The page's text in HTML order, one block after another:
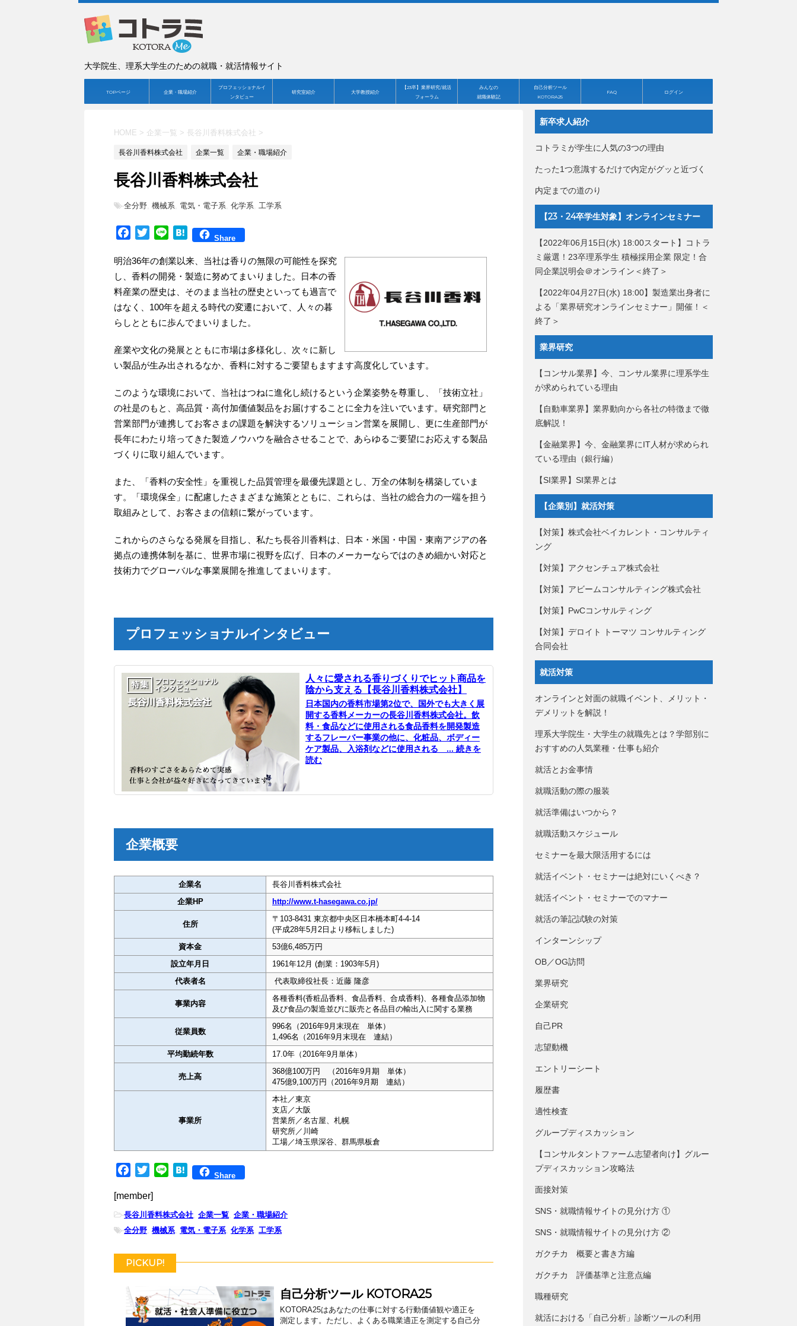
大学院生、理系大学生のための就職・就活情報サイト
TOPページ 企業・職場紹介
プロフェッショナルイ
ンタビュー
研究室紹介 大学教授紹介
【23卒】業界研究/就活
フォーラム
みんなの
就職体験記
自己分析ツール
KOTORA25
FAQ ログイン
HOME > 企業一覧 > 長谷川香料株式会社 >
長谷川香料株式会社 企業一覧 企業・職場紹介
長谷川香料株式会社
-全分野, 機械系, 電気・電子系, 化学系, 工学系
c
e
b
o
o
i
t
t
e
r
n
e
H
t
e
n
a
Share
明治36年の創業以来、当社は香りの無限の可能性を探究
し、香料の開発・製造に努めてまいりました。日本の香
料産業の歴史は、そのまま当社の歴史といっても過言で
はなく、100年を超える時代の変遷において、人々の暮
らしとともに歩んでまいりました。
産業や文化の発展とともに市場は多様化し、次々に新し
い製品が生み出されるなか、香料に対するご要望もますます高度化しています。
このような環境において、当社はつねに進化し続けるという企業姿勢を尊重し、「技術立社」
の社是のもと、高品質・高付加価値製品をお届けすることに全力を注いでいます。研究部門と
営業部門が連携してお客さまの課題を解決するソリューション営業を展開し、更に生産部門が
長年にわたり培ってきた製造ノウハウを融合させることで、あらゆるご要望にお応えする製品
づくりに取り組んでいます。
また、「香料の安全性」を重視した品質管理を最優先課題とし、万全の体制を構築していま
す。「環境保全」に配慮したさまざまな施策とともに、これらは、当社の総合力の一端を担う
取組みとして、お客さまの信頼に繋がっています。
これからのさらなる発展を目指し、私たち長谷川香料は、日本・米国・中国・東南アジアの各
拠点の連携体制を基に、世界市場に視野を広げ、日本のメーカーならではのきめ細かい対応と
技術力でグローバルな事業展開を推進してまいります。
プロフェッショナルインタビュー
人々に愛される香りづくりでヒット商品を
陰から支える【長谷川香料株式会社】
日本国内の香料市場第2位で、国外でも大きく展
開する香料メーカーの長谷川香料株式会社。飲
料・食品などに使用される食品香料を開発製造
するフレーバー事業の他に、化粧品、ボディー
ケア製品、入浴剤などに使用される ... 続きを
読む
企業概要
企業名
長谷川香料株式会社
企業HP
http://www.t-hasegawa.co.jp/
住所
〒103-8431 東京都中央区日本橋本町4-4-14
(平成28年5月2日より移転しました)
資本金
53億6,485万円
設立年月日
1961年12月 (創業：1903年5月)
代表者名
代表取締役社長：近藤 隆彦
事業内容
各種香料(香粧品香料、食品香料、合成香料)、各種食品添加物
及び食品の製造並びに販売と各品目の輸出入に関する業務
従業員数
996名（2016年9月末現在 単体）
1,496名（2016年9月末現在 連結）
平均勤続年数
17.0年（2016年9月単体）
売上高
368億100万円 （2016年9月期 単体）
475億9,100万円（2016年9月期 連結）
事業所
本社／東京
支店／大阪
営業所／名古屋、札幌
研究所／川崎
工場／埼玉県深谷、群馬県板倉
c
e
b
o
k
i
t
t
r
e
H
e
n
Share
[member]
-長谷川香料株式会社, 企業一覧, 企業・職場紹介
-全分野, 機械系, 電気・電子系, 化学系, 工学系
PICKUP!
自己分析ツール KOTORA25
KOTORA25はあなたの仕事に対する行動価値観や適正を
測定します。ただし、よくある職業適正を測定する自己分
新卒求人紹介
コトラミが学生に人気の3つの理由
たった1つ意識するだけで内定がグッと近づく
内定までの道のり
【23・24卒学生対象】オンラインセミナー
【2022年06月15日(水) 18:00スタート】コトラ
ミ厳選！23卒理系学生 積極採用企業 限定！合
同企業説明会＠オンライン＜終了＞
【2022年04月27日(水) 18:00】製造業出身者に
よる「業界研究オンラインセミナー」開催！＜
終了＞
業界研究
【コンサル業界】今、コンサル業界に理系学生
が求められている理由
【自動車業界】業界動向から各社の特徴まで徹
底解説！
【金融業界】今、金融業界にIT人材が求められ
ている理由（銀行編）
【SI業界】SI業界とは
【企業別】就活対策
【対策】株式会社ベイカレント・コンサルティ
ング
【対策】アクセンチュア株式会社
【対策】アビームコンサルティング株式会社
【対策】PwCコンサルティング
【対策】デロイト トーマツ コンサルティング
合同会社
就活対策
オンラインと対面の就職イベント、メリット・
デメリットを解説！
理系大学院生・大学生の就職先とは？学部別に
おすすめの人気業種・仕事も紹介
就活とお金事情
就職活動の際の服装
就活準備はいつから？
就職活動スケジュール
セミナーを最大限活用するには
就活イベント・セミナーは絶対にいくべき？
就活イベント・セミナーでのマナー
就活の筆記試験の対策
インターンシップ
OB／OG訪問
業界研究
企業研究
自己PR
志望動機
エントリーシート
履歴書
適性検査
グループディスカッション
【コンサルタントファーム志望者向け】グルー
プディスカッション攻略法
面接対策
SNS・就職情報サイトの見分け方 ①
SNS・就職情報サイトの見分け方 ②
ガクチカ 概要と書き方編
ガクチカ 評価基準と注意点編
職種研究
就活における「自己分析」診断ツールの利用